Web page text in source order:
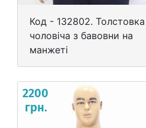
Код - 132802. Толстовка
чоловіча з бавовни на
манжеті
2200
грн.